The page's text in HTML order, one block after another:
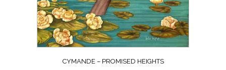
CYMANDE – PROMISED HEIGHTS